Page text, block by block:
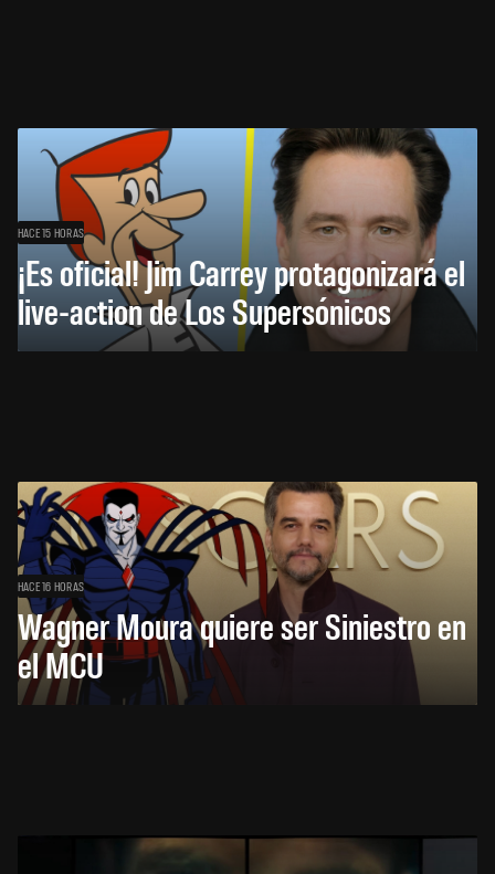
HACE 15 HORAS
¡Es oficial! Jim Carrey protagonizará el
live-action de Los Supersónicos
HACE 16 HORAS
Wagner Moura quiere ser Siniestro en
el MCU